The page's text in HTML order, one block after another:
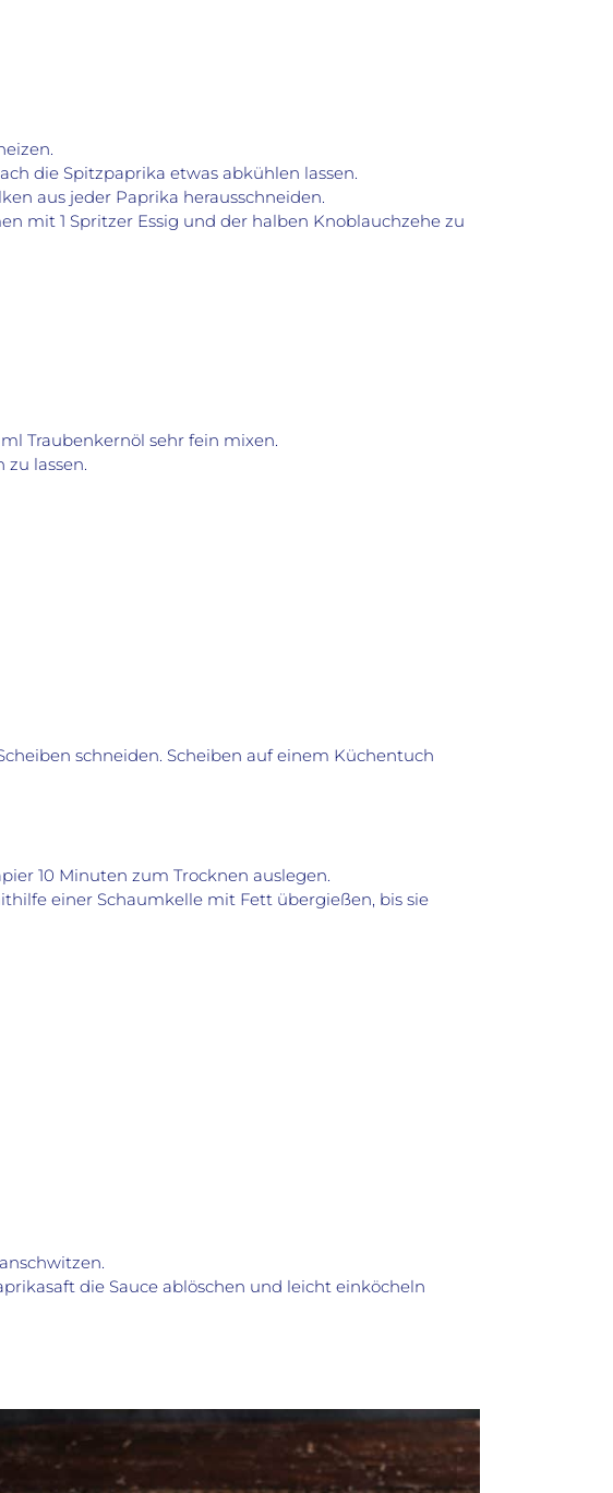
die Spitzpaprika etwas abkühlen lassen.
aus jeder Paprika herausschneiden.
mit 1 Spritzer Essig und der halben Knoblauchzehe zu
Traubenkernöl sehr fein mixen.
lassen.
schneiden. Scheiben auf einem Küchentuch
10 Minuten zum Trocknen auslegen.
einer Schaumkelle mit Fett übergießen, bis sie
die Sauce ablöschen und leicht einköcheln